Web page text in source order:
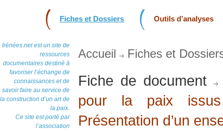
Fiches et Dossiers Outils d’analyses
Irénées.net est un site de
ressources
documentaires destiné à
favoriser l’échange de
connaissances et de
savoir faire au service de
la construction d’un art de
la paix.
Ce site est porté par
l’association
Accueil Fiches et
Fiche de document
pour la paix
Présentation d’un